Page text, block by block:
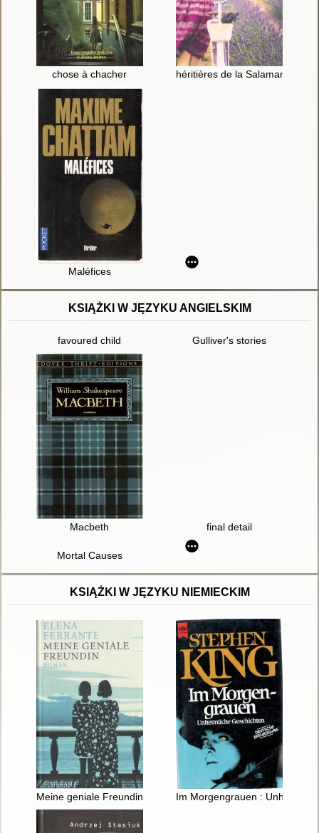
chose à chacher héritières de la Salamandre
Maléfices
KSIĄŻKI W JĘZYKU ANGIELSKIM
favoured child Gulliver's stories
Macbeth final detail
Mortal Causes
KSIĄŻKI W JĘZYKU NIEMIECKIM
Meine geniale Freundin : RomanIm Morgengrauen :